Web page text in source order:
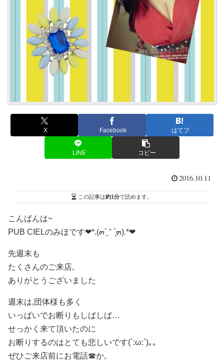
X Facebook はてブ
LINE コピー
2016.10.11
この記事は約1分で読めます。
こんばんは~
PUB CIELのみほです❤*.(๓´͈ ˘ `͈๓).*❤
先週末も
たくさんのご来店,
ありがとうございました
週末は,団体様も多く
いっぱいでお断りもしばしば…
せっかく来て頂いたのに
お断りするのはとても悲しいです(´:ω:`)｡｡
ぜひご来店前にお電話☎か,